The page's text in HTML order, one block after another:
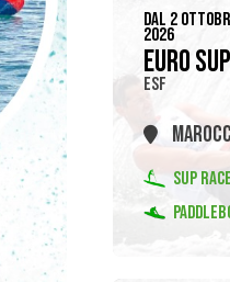
DAL 2
2026
EURO SUP
ESF
SUP RACE